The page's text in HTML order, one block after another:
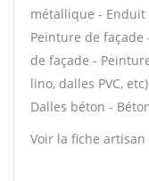
métallique - Enduit
Peinture de
de façade -
lino, dalles PVC,
Dalles béton -
Voir la fiche artisan